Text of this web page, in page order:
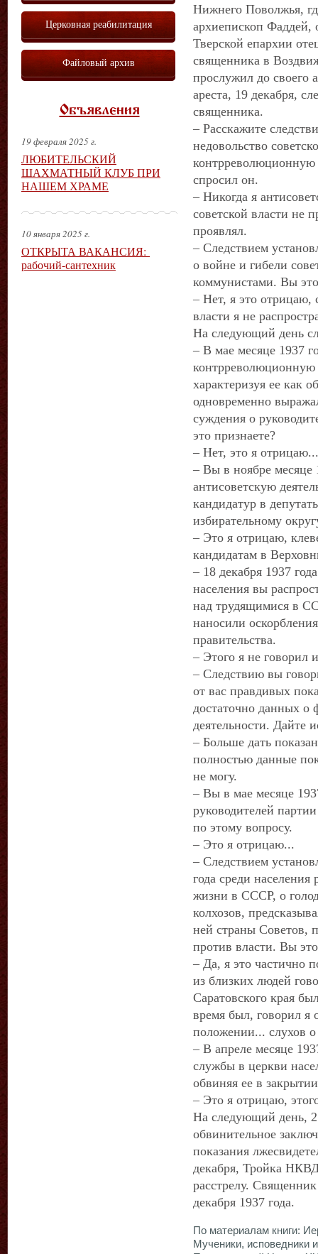
Нижнего Поволжья,
архиепископ Фаддей,
Тверской епархии
священника в
прослужил до своего
ареста, 19 декабря,
священника.
– Расскажите
недовольство
контрреволюционную
спросил он.
– Никогда я
советской власти не
проявлял.
– Следствием
о войне и гибели
коммунистами. Вы
– Нет, я это отрицаю,
власти я не
На следующий день
– В мае месяце 1937
контрреволюционную
характеризуя ее как
одновременно
суждения о
это признаете?
– Нет, это я
– Вы в ноябре месяце
антисоветскую
кандидатур в
избирательному
– Это я отрицаю,
кандидатам в
– 18 декабря 1937
населения вы
над трудящимися в
наносили
правительства.
– Этого я не
– Следствию вы
от вас правдивых
достаточно данных о
деятельности. Дайте
– Больше дать
полностью данные
не могу.
– Вы в мае месяце
руководителей
по этому вопросу.
– Это я отрицаю...
– Следствием
года среди населения
жизни в СССР, о
колхозов,
ней страны Советов,
против власти. Вы
– Да, я это частично
из близких людей
Саратовского края
время был, говорил я
положении... слухов
– В апреле месяце
службы в церкви
обвиняя ее в
– Это я отрицаю,
На следующий день,
обвинительное
показания
декабря, Тройка
расстрелу.
декабря 1937 года.
По материалам книги:
Мученики, исповедники
Церковная реабилитация
Файловый архив
Объявления
19 февраля 2025 г.
ЛЮБИТЕЛЬСКИЙ
ШАХМАТНЫЙ КЛУБ ПРИ
НАШЕМ ХРАМЕ
10 января 2025 г.
ОТКРЫТА ВАКАНСИЯ:
рабочий-сантехник